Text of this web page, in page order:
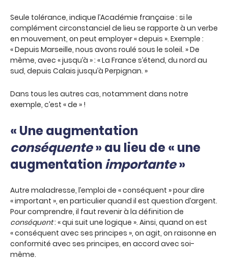
Seule tolérance, indique l’Académie française : si le
complément circonstanciel de lieu se rapporte à un verbe
en mouvement, on peut employer « depuis ». Exemple :
« Depuis Marseille, nous avons roulé sous le soleil. » De
même, avec « jusqu’à » : « La France s’étend, du nord au
sud, depuis Calais jusqu’à Perpignan. »
Dans tous les autres cas, notamment dans notre
exemple, c’est « de » !
« Une augmentation
conséquente» au lieu de « une
augmentationimportante»
Autre maladresse, l’emploi de « conséquent » pour dire
« important », en particulier quand il est question d’argent.
Pour comprendre, il faut revenir à la définition de
conséquent: « qui suit une logique ». Ainsi, quand on est
« conséquent avec ses principes », on agit, on raisonne en
conformité avec ses principes, en accord avec soi-
même.